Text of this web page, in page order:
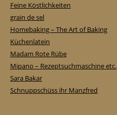
Feine Köstlichkeiten
grain de sel
Homebaking – The Art of Baking
Küchenlatein
Madam Rote Rübe
Mipano – Rezeptsuchmaschine etc.
Sara Bakar
Schnuppschüss ihr Manzfred